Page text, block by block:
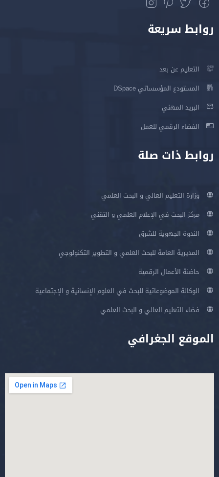
روابط سريعة
التعليم عن بعد
المستودع المؤسساتي DSpace
البريد المهني
الفضاء الرقمي للعمل
روابط ذات صلة
وزارة التعليم العالي و البحث العلمي
مركز البحث في الإعلام العلمي و التقني
الندوة الجهوية للشرق
المديرية العامة للبحث العلمي و التطوير التكنولوجي
حاضنة الأعمال الرقمية
الوكالة الموضوعاتية للبحث في العلوم الإنسانية و الإجتماعية
فضاء التعليم العالي و البحث العلمي
الموقع الجغرافي